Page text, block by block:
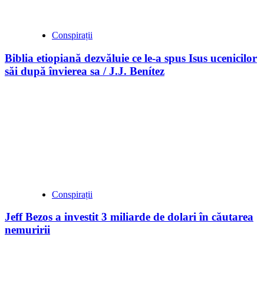
Conspirații
Biblia etiopiană dezvăluie ce le-a spus Isus ucenicilor
săi după învierea sa / J.J. Benítez
Conspirații
Jeff Bezos a investit 3 miliarde de dolari în căutarea
nemuririi